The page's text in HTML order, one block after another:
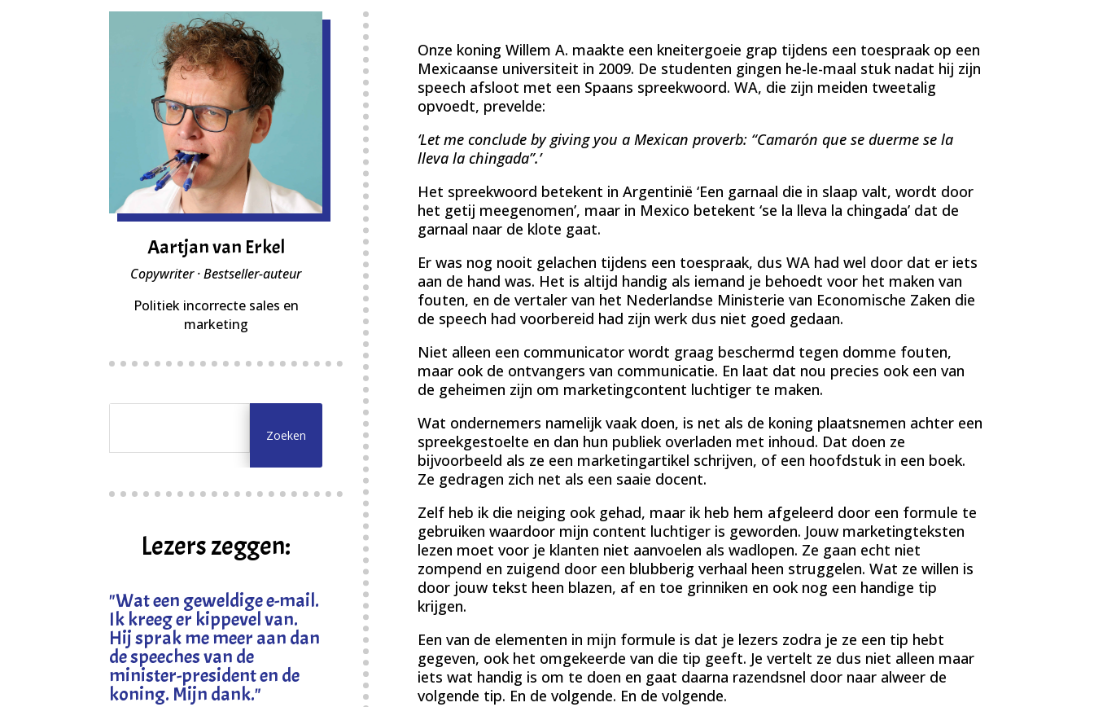
Aartjan van Erkel
Copywriter · Bestseller-auteur
Politiek incorrecte sales en
marketing
Lezers zeggen:
"Wat een geweldige e-mail.
Ik kreeg er kippevel van.
Hij sprak me meer aan dan
de speeches van de
minister-president en de
koning. Mijn dank."
Onze koning Willem A. maakte een kneitergoeie grap tijdens een toespraak op een
Mexicaanse universiteit in 2009. De studenten gingen he-le-maal stuk nadat hij zijn
speech afsloot met een Spaans spreekwoord. WA, die zijn meiden tweetalig
opvoedt, prevelde:
‘Let me conclude by giving you a Mexican proverb: “Camarón que se duerme se la
lleva la chingada”.’
Het spreekwoord betekent in Argentinië ‘Een garnaal die in slaap valt, wordt door
het getij meegenomen’, maar in Mexico betekent ‘se la lleva la chingada’ dat de
garnaal naar de klote gaat.
Er was nog nooit gelachen tijdens een toespraak, dus WA had wel door dat er iets
aan de hand was. Het is altijd handig als iemand je behoedt voor het maken van
fouten, en de vertaler van het Nederlandse Ministerie van Economische Zaken die
de speech had voorbereid had zijn werk dus niet goed gedaan.
Niet alleen een communicator wordt graag beschermd tegen domme fouten,
maar ook de ontvangers van communicatie. En laat dat nou precies ook een van
de geheimen zijn om marketingcontent luchtiger te maken.
Wat ondernemers namelijk vaak doen, is net als de koning plaatsnemen achter een
spreekgestoelte en dan hun publiek overladen met inhoud. Dat doen ze
bijvoorbeeld als ze een marketingartikel schrijven, of een hoofdstuk in een boek.
Ze gedragen zich net als een saaie docent.
Zelf heb ik die neiging ook gehad, maar ik heb hem afgeleerd door een formule te
gebruiken waardoor mijn content luchtiger is geworden. Jouw marketingteksten
lezen moet voor je klanten niet aanvoelen als wadlopen. Ze gaan echt niet
zompend en zuigend door een blubberig verhaal heen struggelen. Wat ze willen is
door jouw tekst heen blazen, af en toe grinniken en ook nog een handige tip
krijgen.
Een van de elementen in mijn formule is dat je lezers zodra je ze een tip hebt
gegeven, ook het omgekeerde van die tip geeft. Je vertelt ze dus niet alleen maar
iets wat handig is om te doen en gaat daarna razendsnel door naar alweer de
volgende tip. En de volgende. En de volgende.